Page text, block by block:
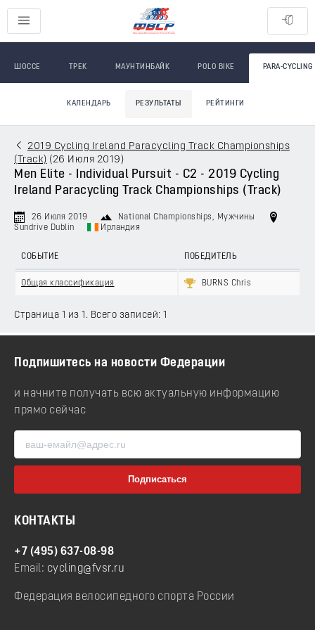
ШОССЕ ТРЕК МАУНТИНБАЙК POLO BIKE PARA-CYCLING
КАЛЕНДАРЬ РЕЗУЛЬТАТЫ РЕЙТИНГИ
2019 Cycling Ireland Paracycling Track Championships
(Track) (26 Июля 2019 )
Men Elite - Individual Pursuit - C2 - 2019 Cycling
Ireland Paracycling Track Championships (Track)
26 Июля 2019 National Championships , Мужчины
Sundrive Dublin
Ирландия
СОБЫТИЕ ПОБЕДИТЕЛЬ
Общая классификация BURNS Chris
Страница 1 из 1. Всего записей: 1
Подпишитесь на новости Федерации
и начните получать всю актуальную информацию
прямо сейчас
КОНТАКТЫ
+7 (495) 637-08-98
Email: cycling@fvsr.ru
Федерация велосипедного спорта России